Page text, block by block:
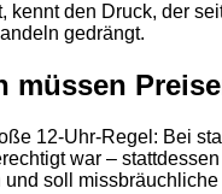
kennt den Druck, der
gedrängt.
müssen
12-Uhr-Regel: Bei
war –
soll